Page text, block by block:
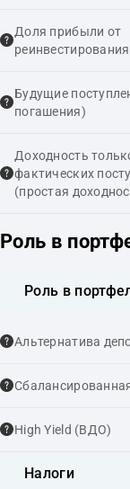
Доля прибыли от
Будущие
погашения)
Доходность
фактических
(простая
Роль в
Роль в
Альтернатива
High Yield (ВДО)
Налоги